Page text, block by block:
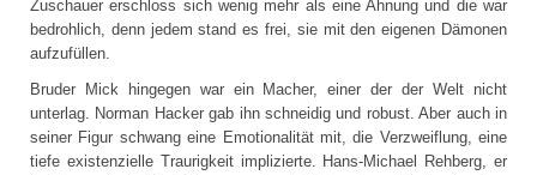
Zuschauer erschloss sich wenig mehr als eine Ahnung und die war
bedrohlich, denn jedem stand es frei, sie mit den eigenen Dämonen
aufzufüllen.
Bruder Mick hingegen war ein Macher, einer der der Welt nicht
unterlag. Norman Hacker gab ihn schneidig und robust. Aber auch in
seiner Figur schwang eine Emotionalität mit, die Verzweiflung, eine
tiefe existenzielle Traurigkeit implizierte. Hans-Michael Rehberg, er